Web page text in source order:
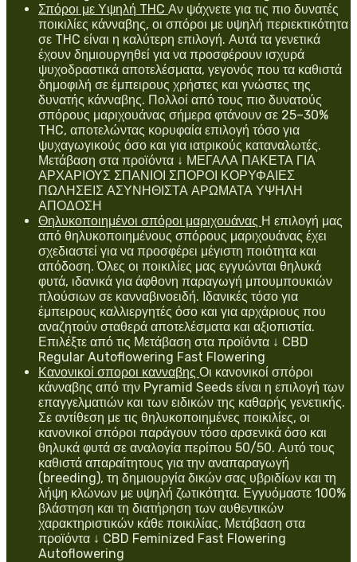
Σπόροι με Υψηλή THC Αν ψάχνετε για τις πιο δυνατές
ποικιλίες κάνναβης, οι σπόροι με υψηλή περιεκτικότητα
σε THC είναι η καλύτερη επιλογή. Αυτά τα γενετικά
έχουν δημιουργηθεί για να προσφέρουν ισχυρά
ψυχοδραστικά αποτελέσματα, γεγονός που τα καθιστά
δημοφιλή σε έμπειρους χρήστες και γνώστες της
δυνατής κάνναβης. Πολλοί από τους πιο δυνατούς
σπόρους μαριχουάνας σήμερα φτάνουν σε 25–30%
THC, αποτελώντας κορυφαία επιλογή τόσο για
ψυχαγωγικούς όσο και για ιατρικούς καταναλωτές.
Μετάβαση στα προϊόντα ↓ ΜΕΓΑΛΑ ΠΑΚΕΤΑ ΓΙΑ
ΑΡΧΑΡΙΟΥΣ ΣΠΑΝΙΟΙ ΣΠΟΡΟΙ ΚΟΡΥΦΑΙΕΣ
ΠΩΛΗΣΕΙΣ ΑΣΥΝΗΘΙΣΤΑ ΑΡΩΜΑΤΑ ΥΨΗΛΗ
ΑΠΟΔΟΣΗ
Θηλυκοποιημένοι σπόροι μαριχουάνας Η επιλογή μας
από θηλυκοποιημένους σπόρους μαριχουάνας έχει
σχεδιαστεί για να προσφέρει μέγιστη ποιότητα και
απόδοση. Όλες οι ποικιλίες μας εγγυώνται θηλυκά
φυτά, ιδανικά για άφθονη παραγωγή μπουμπουκιών
πλούσιων σε κανναβινοειδή. Ιδανικές τόσο για
έμπειρους καλλιεργητές όσο και για αρχάριους που
αναζητούν σταθερά αποτελέσματα και αξιοπιστία.
Επιλέξτε από τις Μετάβαση στα προϊόντα ↓ CBD
Regular Autoflowering Fast Flowering
Κανονικοί σποροι κανναβης Οι κανονικοί σπόροι
κάνναβης από την Pyramid Seeds είναι η επιλογή των
επαγγελματιών και των ειδικών της καθαρής γενετικής.
Σε αντίθεση με τις θηλυκοποιημένες ποικιλίες, οι
κανονικοί σπόροι παράγουν τόσο αρσενικά όσο και
θηλυκά φυτά σε αναλογία περίπου 50/50. Αυτό τους
καθιστά απαραίτητους για την αναπαραγωγή
(breeding), τη δημιουργία δικών σας υβριδίων και τη
λήψη κλώνων με υψηλή ζωτικότητα. Εγγυόμαστε 100%
βλάστηση και τη διατήρηση των αυθεντικών
χαρακτηριστικών κάθε ποικιλίας. Μετάβαση στα
προϊόντα ↓ CBD Feminized Fast Flowering
Autoflowering